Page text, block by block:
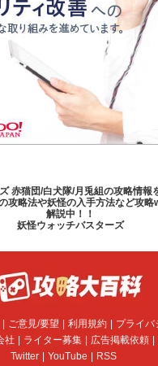
赤猫団/白犬隊/月兎組の攻略情報
攻略法や妖怪の入手方法など攻
解説中！！
妖怪ウォッチバスターズ
ご意見/要望 利用規約
プライバ
社 ライター募集 広告掲載依頼
Twitter
YouTube RSS